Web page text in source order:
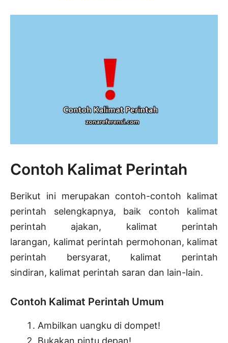
Contoh Kalimat Perintah
Berikut ini merupakan contoh-contoh kalimat
perintah selengkapnya, baik contoh kalimat
perintah ajakan, kalimat perintah
larangan, kalimat perintah permohonan, kalimat
perintah bersyarat, kalimat perintah
sindiran, kalimat perintah saran dan lain-lain.
Contoh Kalimat Perintah Umum
Ambilkan uangku di dompet!
Bukakan pintu depan!